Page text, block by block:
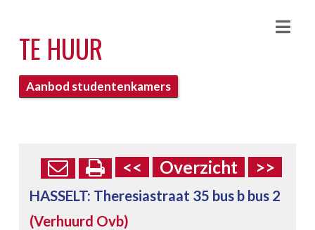
TE HUUR
Aanbod studentenkamers
<< Overzicht >>
HASSELT: Theresiastraat 35 bus b bus 2
(Verhuurd Ovb)